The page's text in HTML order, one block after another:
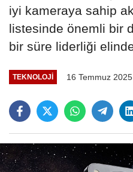
iyi kameraya sahip
listesinde önemli bir
bir süre liderliği
TEKNOLOJİ 16 Temmuz